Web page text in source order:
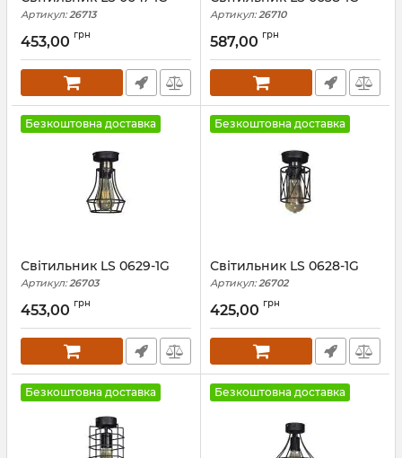
Артикул:26713
453,00 грн
Артикул:26710
587,00 грн
Безкоштовна доставка
Світильник LS 0629-1G
Артикул:26703
453,00 грн
Безкоштовна доставка
Світильник LS 0628-1G
Артикул:26702
425,00 грн
Безкоштовна доставка Безкоштовна доставка